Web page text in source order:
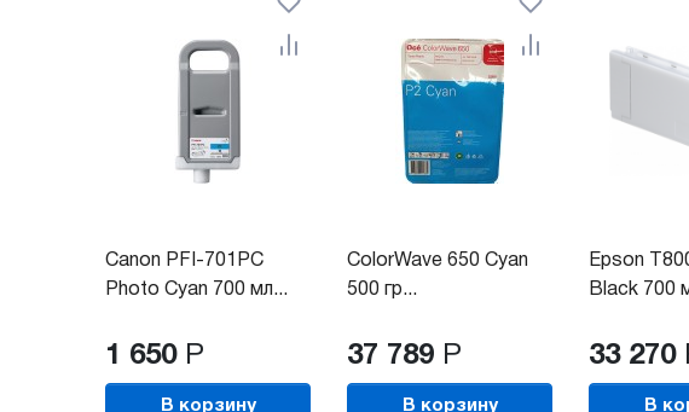
Canon PFI-701PC
Photo Cyan 700 мл...
1 650 Р
В корзину
ColorWave 650 Cyan
500 гр...
37 789 Р
В корзину
Epson
Black 700
33 270
В